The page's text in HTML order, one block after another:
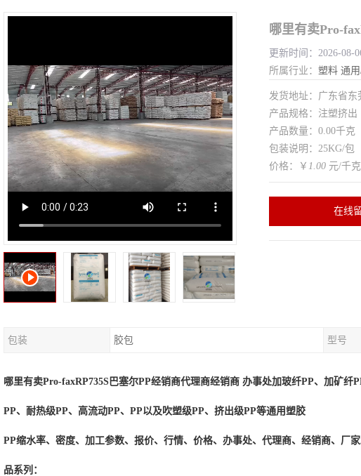
哪里有卖Pro-
更新时间：2026-
所属行业： 塑料 通
发货地址：广东省
产品规格：注塑挤出
产品数量：0.00千克
包装说明：25KG/包
价格：￥ 1.00 元/千
在线
包装 胶包 型号
哪里有卖Pro-faxRP735S 巴塞尔PP经销商代理商经销商 办事处加玻纤PP、加矿纤
PP、耐热级PP、高流动PP、PP以及吹塑级PP、挤出级PP等通用塑胶
PP缩水率、密度、加工参数、报价、行情、价格、办事处、代理商、经销商、厂家
品系列：